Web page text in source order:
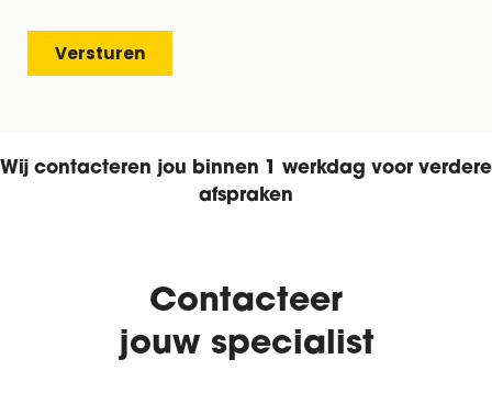
Wij contacteren jou binnen 1 werkdag voor verdere
afspraken
Contacteer
jouw specialist